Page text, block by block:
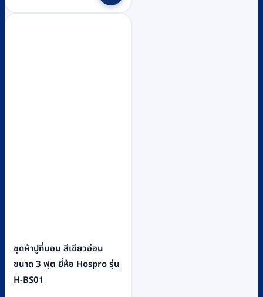
ชุดผ้าปูที่นอน สีเขียวอ่อน
ขนาด 3 ฟุต ยี่ห้อ Hospro รุ่น
H-BS01